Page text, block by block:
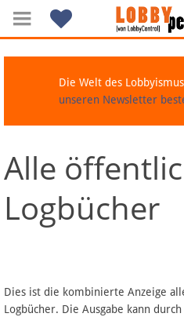
Navigation
Über Lobbypedia
Artikel nach Kategorien
Die Welt des
unseren Newsletter
Alle
Logbücher
Dies ist die kombinierte Anzeige
Logbücher. Die Ausgabe kann